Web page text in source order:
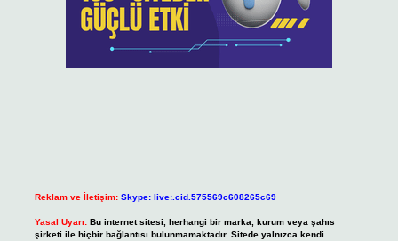
Reklam ve İletişim: Skype: live:.cid.575569c608265c69
Yasal Uyarı: Bu internet sitesi, herhangi bir marka, kurum veya şahıs
şirketi ile hiçbir bağlantısı bulunmamaktadır. Sitede yalnızca kendi